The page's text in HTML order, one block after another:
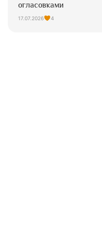
огласовками
17.07.2026 4